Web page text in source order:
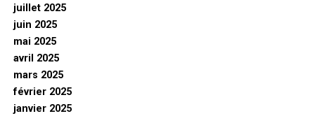
juillet 2025
juin 2025
mai 2025
avril 2025
mars 2025
février 2025
janvier 2025